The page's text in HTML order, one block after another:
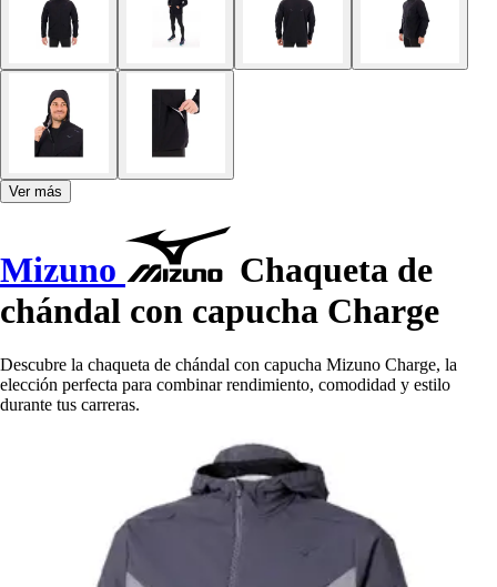
Ver más
Mizuno
Chaqueta de
chándal con capucha Charge
Descubre la chaqueta de chándal con capucha Mizuno Charge, la
elección perfecta para combinar rendimiento, comodidad y estilo
durante tus carreras.